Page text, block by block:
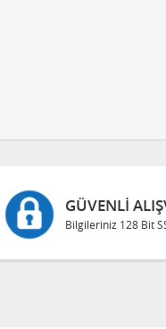
GÜVENLI
Bilgileriniz 128 Bit